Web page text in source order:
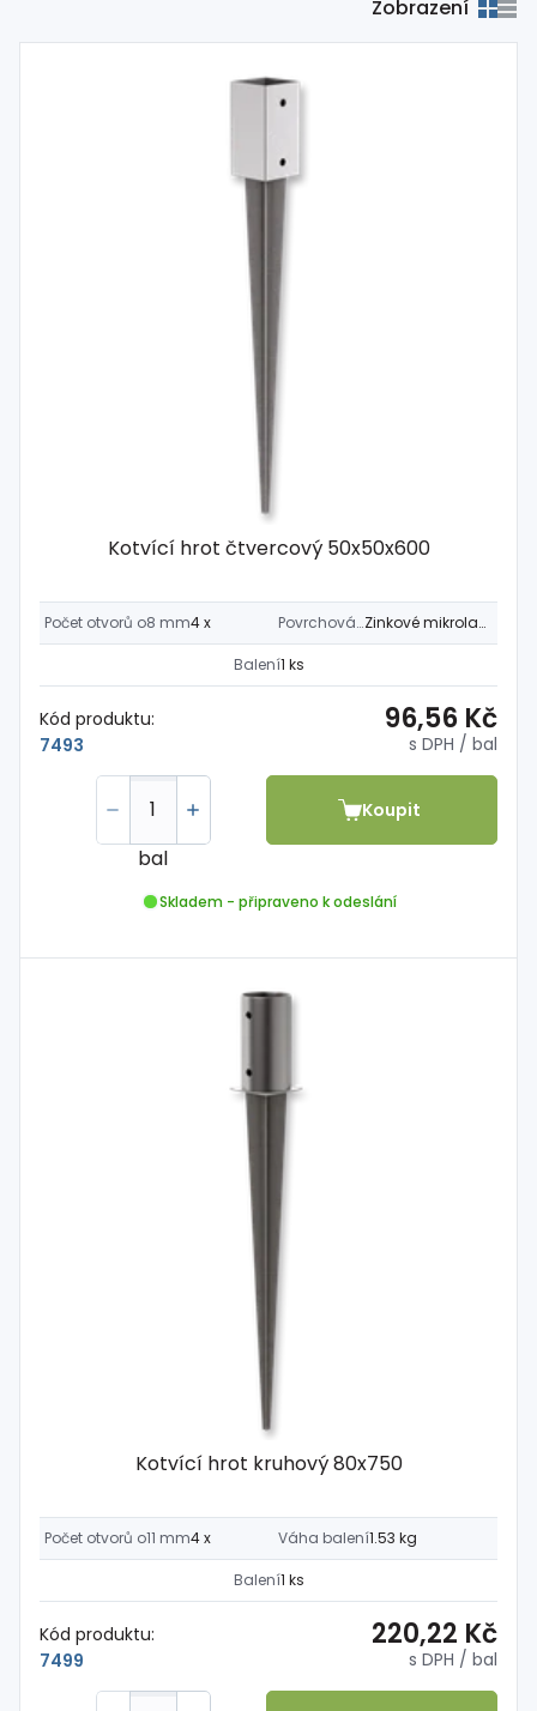
Zobrazení
Kotvící hrot čtvercový 50x50x600
Počet otvorů o8 mm4 x Povrchová úprava Zinkové mikrolamely * 400h
Balení1 ks
Kód produktu:
7493
96,56 Kč
s DPH / bal
bal
Koupit
Skladem - připraveno k odeslání
Kotvící hrot kruhový 80x750
Počet otvorů o11 mm4 x Váha balení1.53 kg
Balení1 ks
Kód produktu:
7499
220,22 Kč
s DPH / bal